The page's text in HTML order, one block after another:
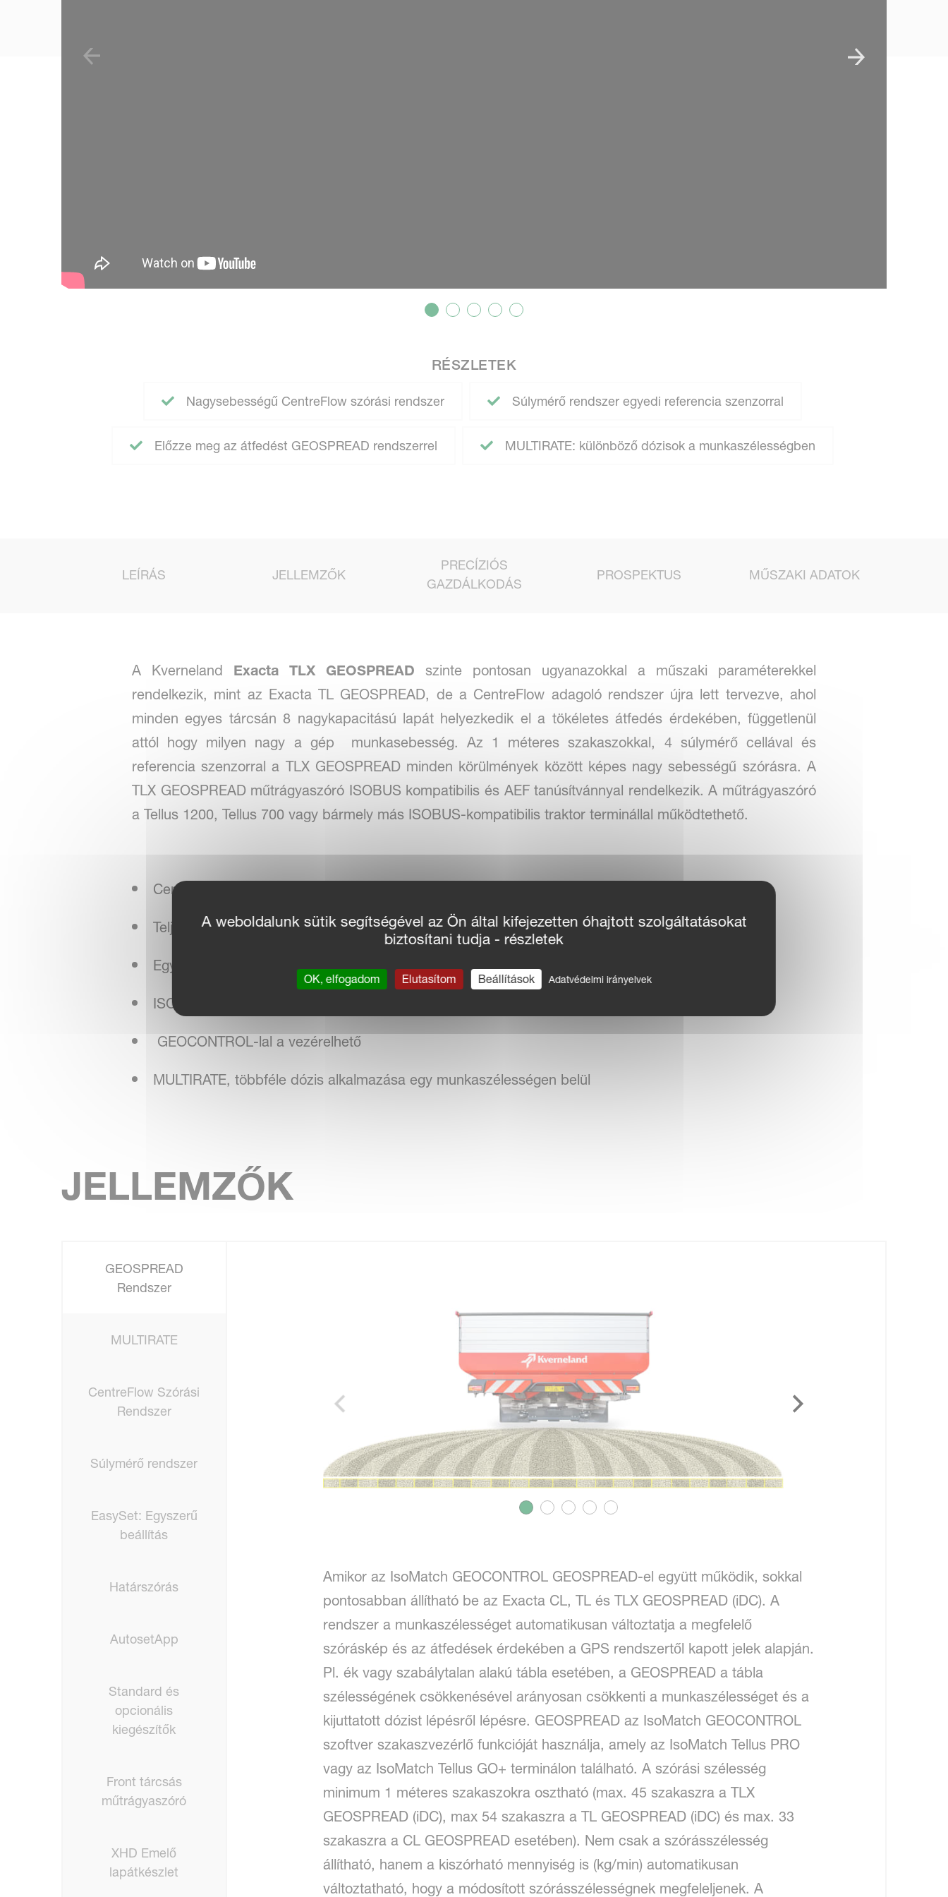
RÉSZLETEK
Nagysebességű CentreFlow szórási rendszer Súlymérő rendszer egyedi referencia szenzorral
Előzze meg az átfedést GEOSPREAD rendszerrel MULTIRATE: különböző dózisok a munkaszélességben
LEÍRÁS JELLEMZŐK
PRECÍZIÓS
GAZDÁLKODÁS
PROSPEKTUS MŰSZAKI ADATOK
A Kverneland Exacta TLX GEOSPREAD szinte pontosan ugyanazokkal a műszaki paraméterekkel
rendelkezik, mint az Exacta TL GEOSPREAD, de a CentreFlow adagoló rendszer újra lett tervezve, ahol
minden egyes tárcsán 8 nagykapacitású lapát helyezkedik el a tökéletes átfedés érdekében, függetlenül
attól hogy milyen nagy a gép munkasebesség. Az 1 méteres szakaszokkal, 4 súlymérő cellával és
referencia szenzorral a TLX GEOSPREAD minden körülmények között képes nagy sebességű szórásra. A
TLX GEOSPREAD műtrágyaszóró ISOBUS kompatibilis és AEF tanúsítvánnyal rendelkezik. A műtrágyaszóró
a Tellus 1200, Tellus 700 vagy bármely más ISOBUS-kompatibilis traktor terminállal működtethető.
CentreFlow szórási rendszer
Teljesen automatikus súlymérőrendszer egyedi referencia szenzorral
Egyedülálló GEOSPREAD rendszer két elektromos adagolóval
ISOBUS 11783 kompatibilis az egyszerű csatlakoztatáshoz és használathoz
GEOCONTROL-lal a vezérelhető
MULTIRATE, többféle dózis alkalmazása egy munkaszélességen belül
JELLEMZŐK
GEOSPREAD
Rendszer
MULTIRATE
CentreFlow Szórási
Rendszer
Súlymérő rendszer
EasySet: Egyszerű
beállítás
Határszórás
AutosetApp
Standard és
opcionális
kiegészítők
Front tárcsás
műtrágyaszóró
XHD Emelő
lapátkészlet
Amikor az IsoMatch GEOCONTROL GEOSPREAD-el együtt működik, sokkal
pontosabban állítható be az Exacta CL, TL és TLX GEOSPREAD (iDC). A
rendszer a munkaszélességet automatikusan változtatja a megfelelő
szóráskép és az átfedések érdekében a GPS rendszertől kapott jelek alapján.
Pl. ék vagy szabálytalan alakú tábla esetében, a GEOSPREAD a tábla
szélességének csökkenésével arányosan csökkenti a munkaszélességet és a
kijuttatott dózist lépésről lépésre. GEOSPREAD az IsoMatch GEOCONTROL
szoftver szakaszvezérlő funkcióját használja, amely az IsoMatch Tellus PRO
vagy az IsoMatch Tellus GO+ terminálon található. A szórási szélesség
minimum 1 méteres szakaszokra osztható (max. 45 szakaszra a TLX
GEOSPREAD (iDC), max 54 szakaszra a TL GEOSPREAD (iDC) és max. 33
szakaszra a CL GEOSPREAD esetében). Nem csak a szórásszélesség
állítható, hanem a kiszórható mennyiség is (kg/min) automatikusan
változtatható, hogy a módosított szórásszélességnek megfeleljenek. A
A weboldalunk sütik segítségével az Ön által kifejezetten óhajtott szolgáltatásokat
biztosítani tudja - részletek
OK, elfogadom Elutasítom Beállítások Adatvédelmi irányelvek